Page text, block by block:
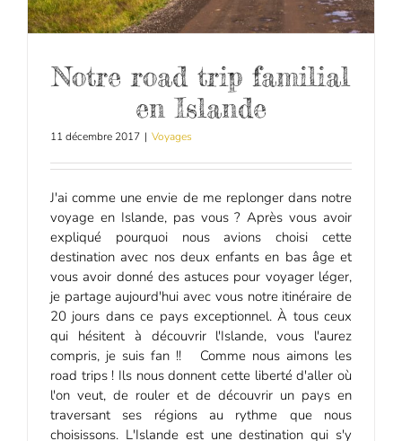
Notre road trip familial
en Islande
11 décembre 2017 | Voyages
J'ai comme une envie de me replonger dans notre
voyage en Islande, pas vous ? Après vous avoir
expliqué pourquoi nous avions choisi cette
destination avec nos deux enfants en bas âge et
vous avoir donné des astuces pour voyager léger,
je partage aujourd'hui avec vous notre itinéraire de
20 jours dans ce pays exceptionnel. À tous ceux
qui hésitent à découvrir l'Islande, vous l'aurez
compris, je suis fan !! Comme nous aimons les
road trips ! Ils nous donnent cette liberté d'aller où
l'on veut, de rouler et de découvrir un pays en
traversant ses régions au rythme que nous
choisissons. L'Islande est une destination qui s'y